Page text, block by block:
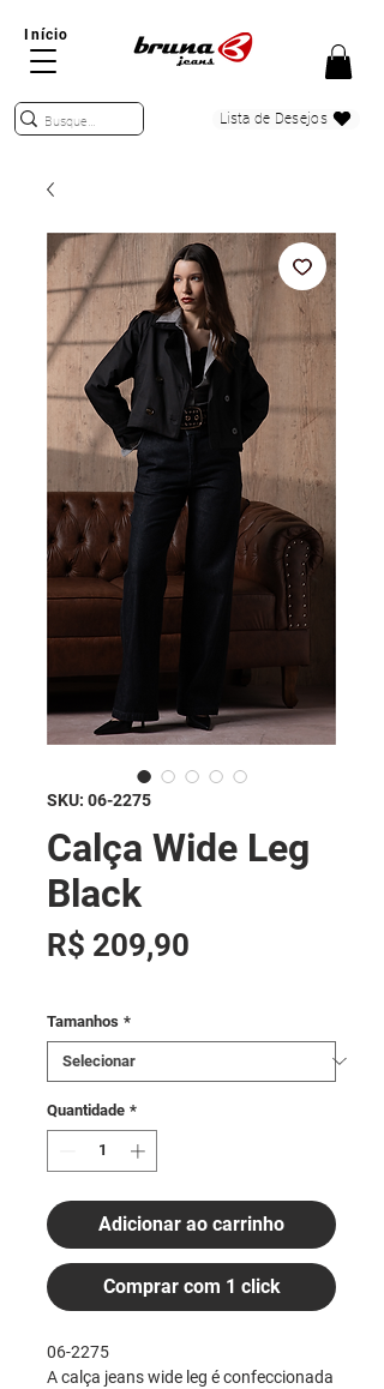
Início
Lista de Desejos
SKU: 06-2275
Calça Wide Leg
Black
R$ 209,90
Tamanhos *
Quantidade *
Adicionar ao carrinho
Comprar com 1 click
06-2275
A calça jeans wide leg é confeccionada